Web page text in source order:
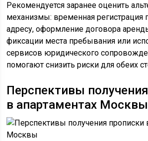
Рекомендуется заранее оценить
механизмы: временная регистрация
адресу, оформление договора
фиксации места пребывания или
сервисов юридического
помогают снизить риски для обеих
Перспективы
в апартаментах Москвы